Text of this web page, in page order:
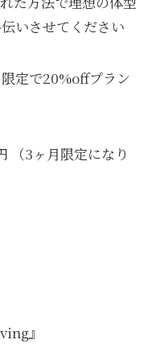
いさせてください
限定で20%offプラン
（3ヶ月限定になり
』